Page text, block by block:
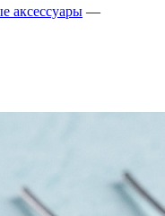
аксессуары —